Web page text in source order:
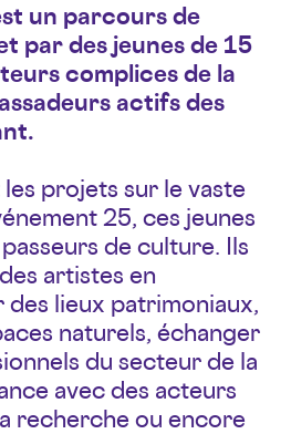
un parcours de
par des jeunes de 15
complices de la
actifs des
projets sur le vaste
25, ces jeunes
de culture. Ils
artistes en
des lieux patrimoniaux,
naturels, échanger
du secteur de la
avec des acteurs
recherche ou encore